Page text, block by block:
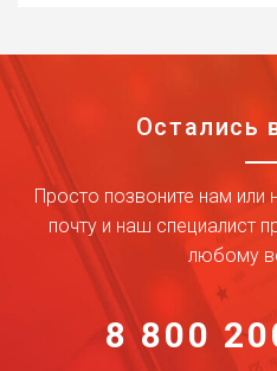
Остались
Просто позвоните нам или
почту и наш специалист
любому
8 800